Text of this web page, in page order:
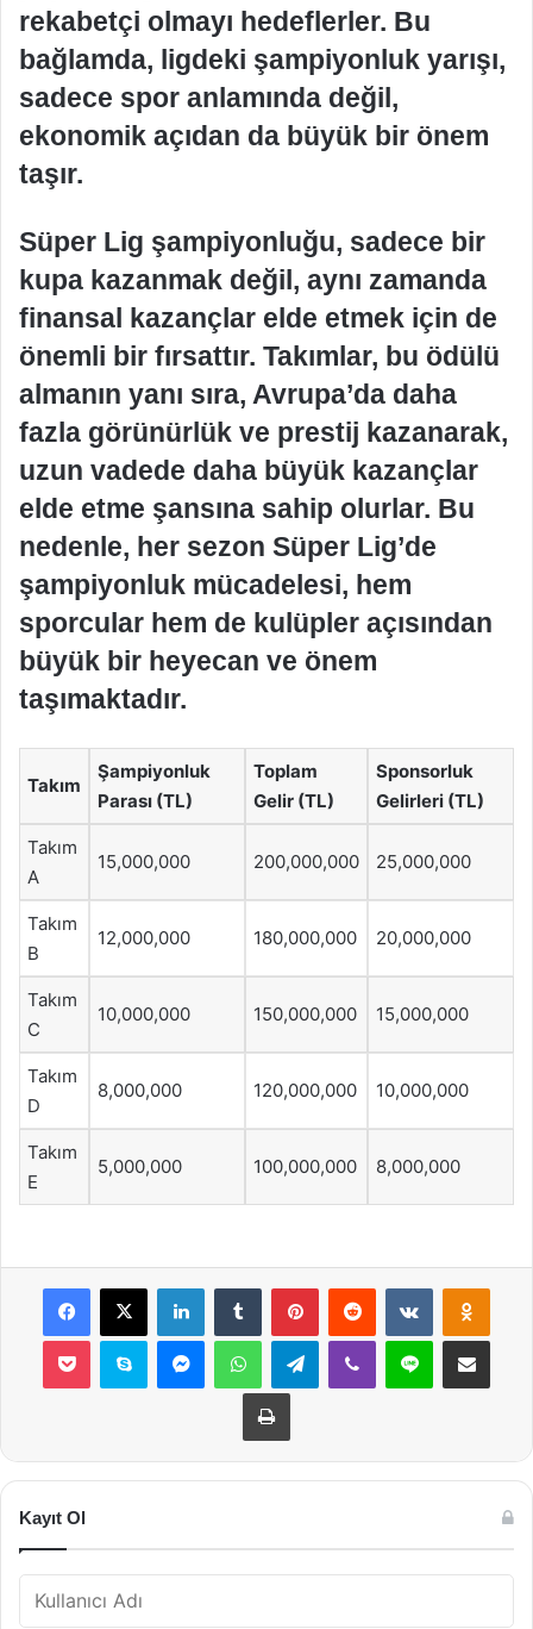
rekabetçi olmayı hedeflerler. Bu
bağlamda, ligdeki şampiyonluk yarışı,
sadece spor anlamında değil,
ekonomik açıdan da büyük bir önem
taşır.
Süper Lig şampiyonluğu, sadece bir
kupa kazanmak değil, aynı zamanda
finansal kazançlar elde etmek için de
önemli bir fırsattır. Takımlar, bu ödülü
almanın yanı sıra, Avrupa’da daha
fazla görünürlük ve prestij kazanarak,
uzun vadede daha büyük kazançlar
elde etme şansına sahip olurlar. Bu
nedenle, her sezon Süper Lig’de
şampiyonluk mücadelesi, hem
sporcular hem de kulüpler açısından
büyük bir heyecan ve önem
taşımaktadır.
Takım
Şampiyonluk
Parası (TL)
Toplam
Gelir (TL)
Sponsorluk
Gelirleri (TL)
Takım
A
15,000,000 200,000,000 25,000,000
Takım
B
12,000,000 180,000,000 20,000,000
Takım
C
10,000,000 150,000,000 15,000,000
Takım
D
8,000,000 120,000,000 10,000,000
Takım
E
5,000,000 100,000,000 8,000,000
Facebook
X LinkedInTumblr PinterestReddit VKontakte
Pocket Skype MessengerWhatsAppTelegramViber Line E-Posta ile
Yazdır
Kayıt Ol